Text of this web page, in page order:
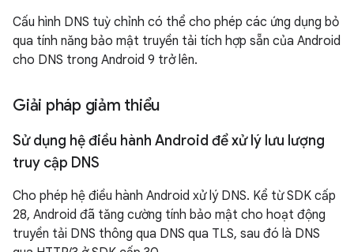
Cấu hình DNS tuỳ chỉnh có thể cho phép các ứng dụng bỏ
qua tính năng bảo mật truyền tải tích hợp sẵn của Android
cho DNS trong Android 9 trở lên.
Giải pháp giảm thiểu
Sử dụng hệ điều hành Android để xử lý lưu lượng
truy cập DNS
Cho phép hệ điều hành Android xử lý DNS. Kể từ SDK cấp
28, Android đã tăng cường tính bảo mật cho hoạt động
truyền tải DNS thông qua DNS qua TLS, sau đó là DNS